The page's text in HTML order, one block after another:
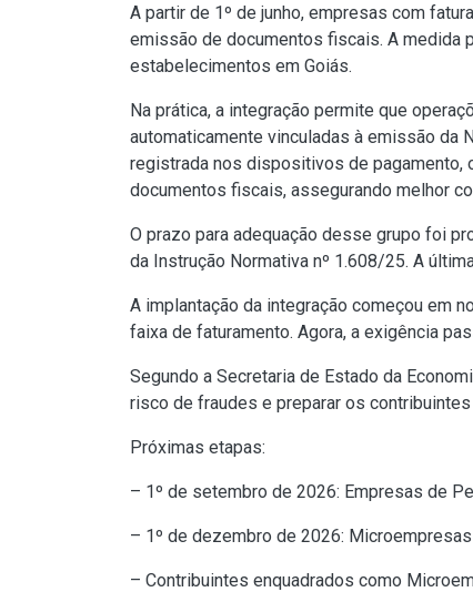
A partir de 1º de junho, empresas com
emissão de documentos fiscais. A medida
estabelecimentos em Goiás.
Na prática, a integração permite que
automaticamente vinculadas à emissão da
registrada nos dispositivos de pagamento,
documentos fiscais, assegurando melhor
O prazo para adequação desse grupo foi
da Instrução Normativa nº 1.608/25. A
A implantação da integração começou em
faixa de faturamento. Agora, a exigência
Segundo a Secretaria de Estado da
risco de fraudes e preparar os
Próximas etapas:
– 1º de setembro de 2026: Empresas de
– 1º de dezembro de 2026:
– Contribuintes enquadrados como